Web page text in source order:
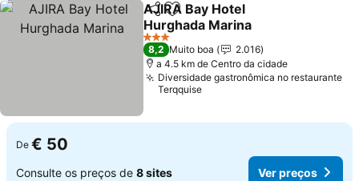
PartilharAdicionar aos favoritos
AJIRA Bay Hotel
Hurghada Marina
Ver preços
3 Estrelas
8,2 Muito boa
2.016
a 4.5 km de Centro da cidade
Diversidade gastronômica no restaurante
Terqquise
De € 50
Consulte os preços de 8 sites Ver preços